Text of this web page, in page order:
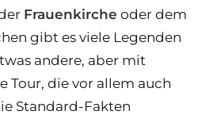
Frauenkirche oder dem
gibt es viele Legenden
andere, aber mit
Tour, die vor allem auch
Standard-Fakten